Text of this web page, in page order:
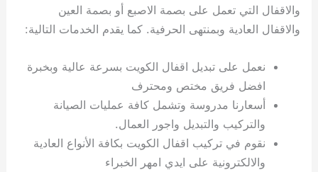
والاقفال التي تعمل على بصمة الاصبع أو بصمة العين
والاقفال العادية وبمنتهى الحرفية. كما يقدم الخدمات التالية:
نعمل على تبديل اقفال الكويت بسرعة عالية وبخبرة
افضل فريق مختص ومحترف
أسعارنا مدروسة وتشمل كافة عمليات الصيانة
والتركيب والتبديل واجور العمال.
نقوم في تركيب اقفال الكويت بكافة الأنواع العادية
والالكترونية على ايدي امهر الخبراء